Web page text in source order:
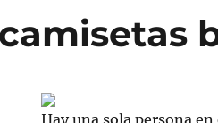
Hay una sola persona